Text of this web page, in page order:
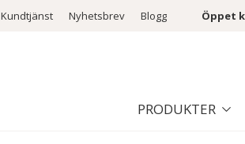
Kundtjänst Nyhetsbrev Blogg Öppet
PRODUKTER